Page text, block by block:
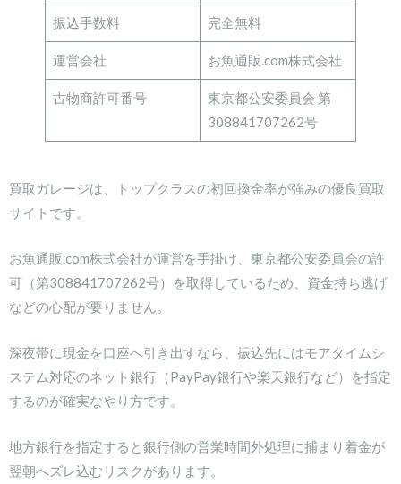
振込手数料 完全無料
運営会社 お魚通販.com株式会社
古物商許可番号
東京都公安委員会 第
308841707262号
買取ガレージは、トップクラスの初回換金率が強みの優良買取
サイトです。
お魚通販.com株式会社が運営を手掛け、東京都公安委員会の許
可（第308841707262号）を取得しているため、資金持ち逃げ
などの心配が要りません。
深夜帯に現金を口座へ引き出すなら、振込先にはモアタイムシ
ステム対応のネット銀行（PayPay銀行や楽天銀行など）を指定
するのが確実なやり方です。
地方銀行を指定すると銀行側の営業時間外処理に捕まり着金が
翌朝へズレ込むリスクがあります。